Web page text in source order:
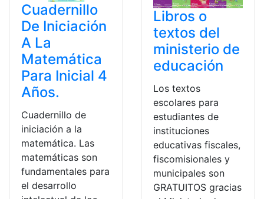
Cuadernillo
De Iniciación
A La
Matemática
Para Inicial 4
Años.
Cuadernillo de
iniciación a la
matemática. Las
matemáticas son
fundamentales para
el desarrollo
Libros o
textos del
ministerio de
educación
Los textos
escolares para
estudiantes de
instituciones
educativas fiscales,
fiscomisionales y
municipales son
GRATUITOS gracias